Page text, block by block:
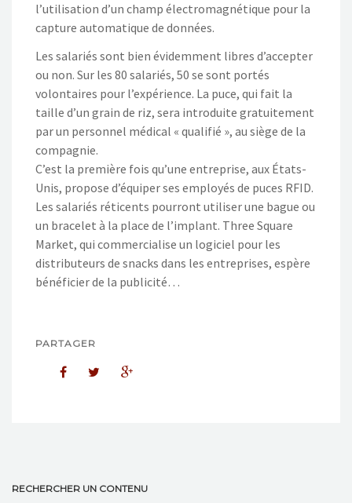
l’utilisation d’un champ électromagnétique pour la
capture automatique de données.
Les salariés sont bien évidemment libres d’accepter
ou non. Sur les 80 salariés, 50 se sont portés
volontaires pour l’expérience. La puce, qui fait la
taille d’un grain de riz, sera introduite gratuitement
par un personnel médical « qualifié », au siège de la
compagnie.
C’est la première fois qu’une entreprise, aux États-
Unis, propose d’équiper ses employés de puces RFID.
Les salariés réticents pourront utiliser une bague ou
un bracelet à la place de l’implant. Three Square
Market, qui commercialise un logiciel pour les
distributeurs de snacks dans les entreprises, espère
bénéficier de la publicité…
PARTAGER
RECHERCHER UN CONTENU